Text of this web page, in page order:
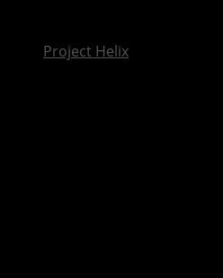
Project Helix